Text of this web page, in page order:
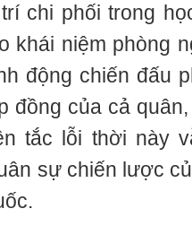
chi phối trong
khái niệm phòng
động chiến đấu
đồng của cả
tắc lỗi thời này
sự chiến lược